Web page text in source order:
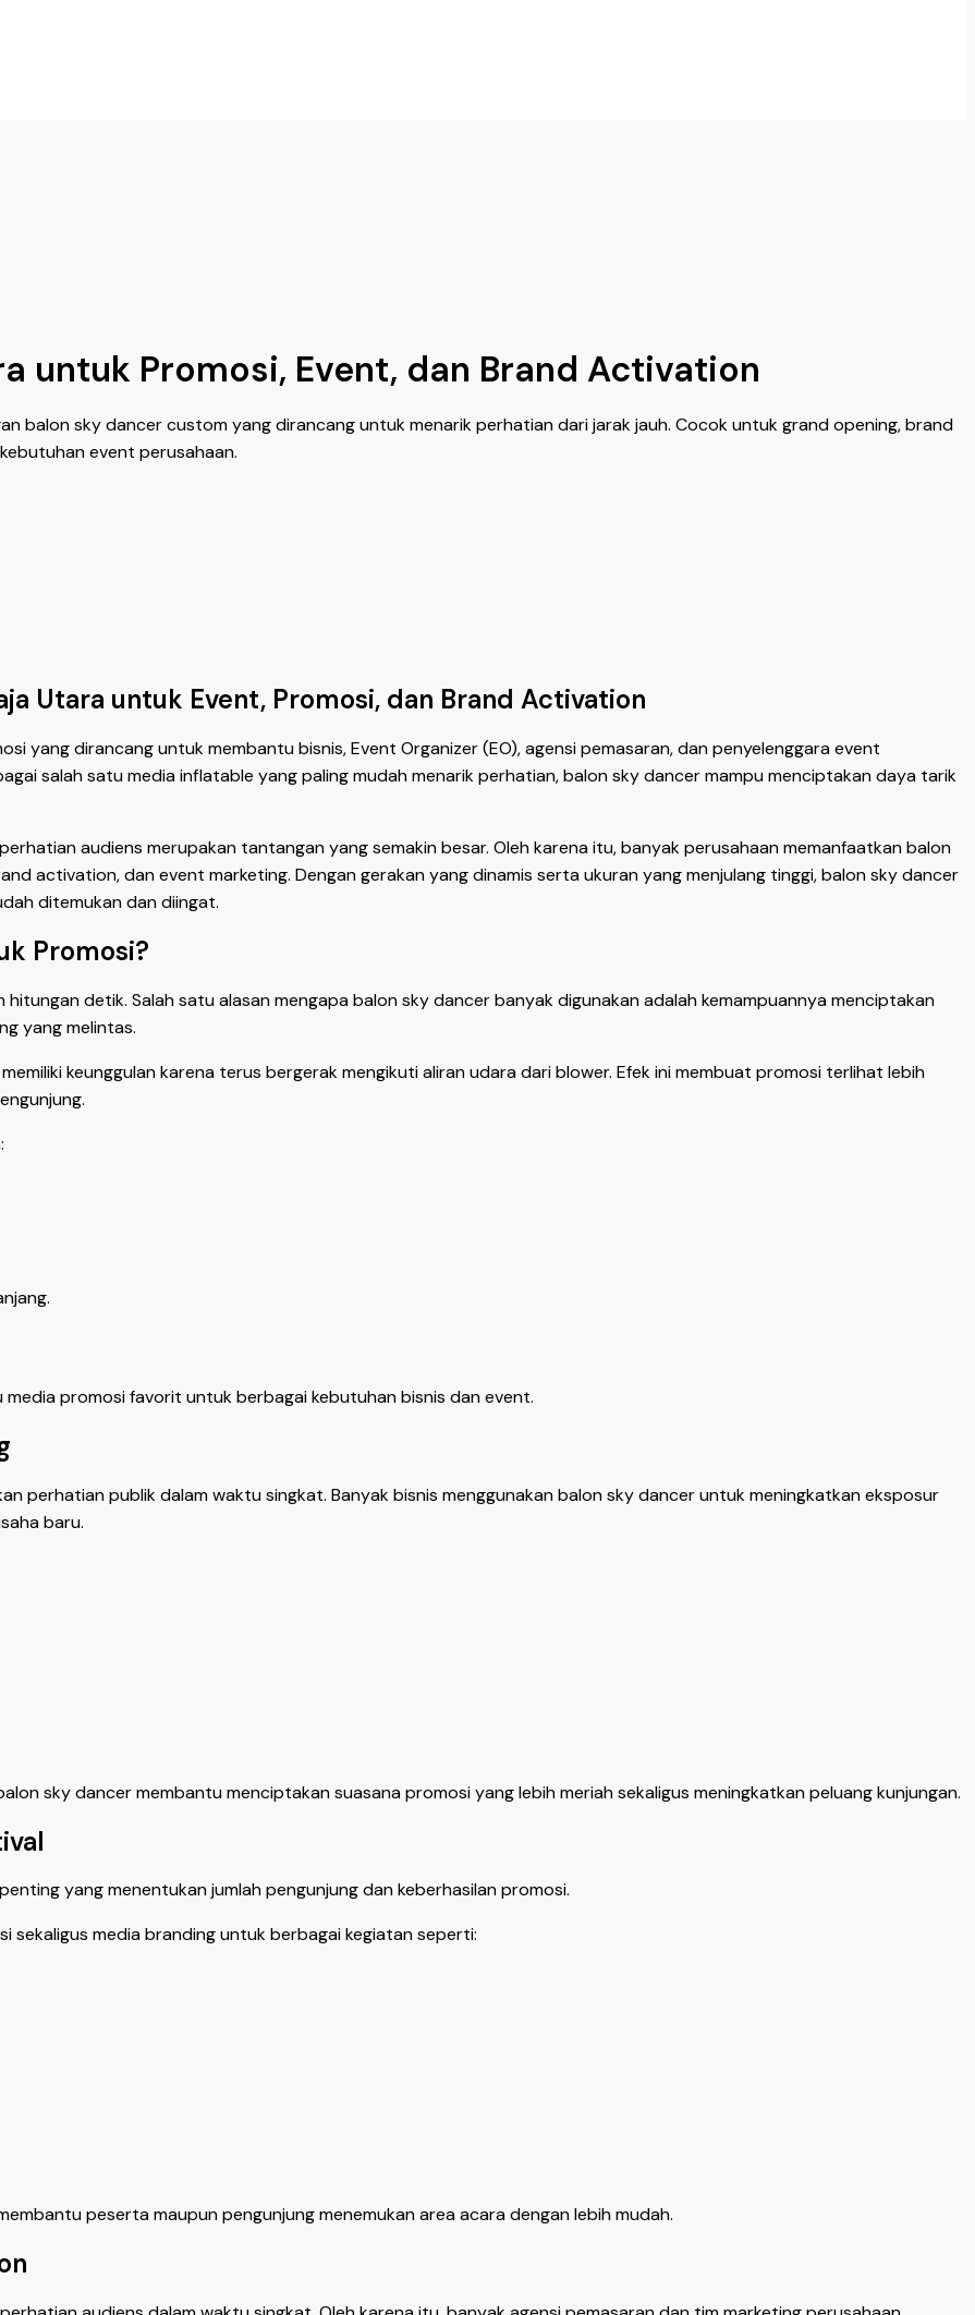
untuk Promosi, Event, dan Brand Activation
balon sky dancer custom yang dirancang untuk menarik perhatian dari jarak jauh. Cocok untuk grand opening, brand
event perusahaan.
Utara untuk Event, Promosi, dan Brand Activation
yang dirancang untuk membantu bisnis, Event Organizer (EO), agensi pemasaran, dan penyelenggara event
salah satu media inflatable yang paling mudah menarik perhatian, balon sky dancer mampu menciptakan daya tarik
audiens merupakan tantangan yang semakin besar. Oleh karena itu, banyak perusahaan memanfaatkan balon
activation, dan event marketing. Dengan gerakan yang dinamis serta ukuran yang menjulang tinggi, balon sky dancer
ditemukan dan diingat.
Promosi?
detik. Salah satu alasan mengapa balon sky dancer banyak digunakan adalah kemampuannya menciptakan
yang melintas.
keunggulan karena terus bergerak mengikuti aliran udara dari blower. Efek ini membuat promosi terlihat lebih
promosi favorit untuk berbagai kebutuhan bisnis dan event.
perhatian publik dalam waktu singkat. Banyak bisnis menggunakan balon sky dancer untuk meningkatkan eksposur
baru.
sky dancer membantu menciptakan suasana promosi yang lebih meriah sekaligus meningkatkan peluang kunjungan.
yang menentukan jumlah pengunjung dan keberhasilan promosi.
sekaligus media branding untuk berbagai kegiatan seperti:
peserta maupun pengunjung menemukan area acara dengan lebih mudah.